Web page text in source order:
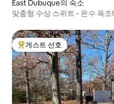
East Dubuque의 숙소
맞춤형 수상 스위트 - 온수 욕조!
상위 게스트 선호
게스트 선호